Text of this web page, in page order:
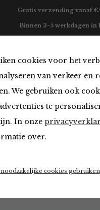
cookies voor het
van verkeer en
We gebruiken ook
te
In onze
over.
cookies gebruiken
Gratis verzending vanaf
Binnen 3-5 werkdagen in
Accessoires